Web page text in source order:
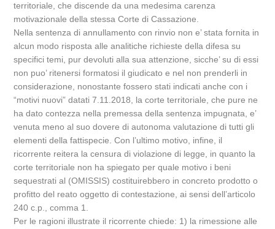
territoriale, che discende da una medesima carenza
motivazionale della stessa Corte di Cassazione.
Nella sentenza di annullamento con rinvio non e’ stata fornita in
alcun modo risposta alle analitiche richieste della difesa su
specifici temi, pur devoluti alla sua attenzione, sicche’ su di essi
non puo’ ritenersi formatosi il giudicato e nel non prenderli in
considerazione, nonostante fossero stati indicati anche con i
“motivi nuovi” datati 7.11.2018, la corte territoriale, che pure ne
ha dato contezza nella premessa della sentenza impugnata, e’
venuta meno al suo dovere di autonoma valutazione di tutti gli
elementi della fattispecie. Con l’ultimo motivo, infine, il
ricorrente reitera la censura di violazione di legge, in quanto la
corte territoriale non ha spiegato per quale motivo i beni
sequestrati al (OMISSIS) costituirebbero in concreto prodotto o
profitto del reato oggetto di contestazione, ai sensi dell’articolo
240 c.p., comma 1.
Per le ragioni illustrate il ricorrente chiede: 1) la rimessione alle